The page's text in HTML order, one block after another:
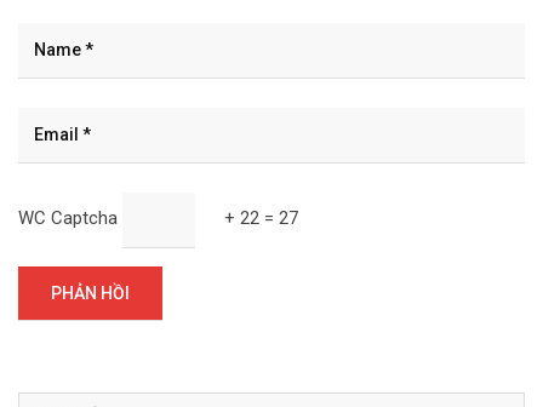
WC Captcha + 22 = 27